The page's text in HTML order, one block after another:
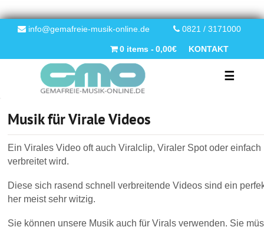
0821 / 3171000
info@gemafreie-musik-online.de
0 items 0,00€ KONTAKT
☰
Musik für Virale Videos
Ein Virales Video oft auch Viralclip, Viraler Spot oder
verbreitet wird.
Diese sich rasend schnell verbreitende Videos sind ein
her meist sehr witzig.
Sie können unsere Musik auch für Virals verwenden. Sie